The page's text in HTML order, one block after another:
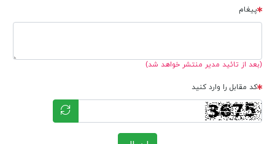
پیغام
(بعد از تائید مدیر منتشر خواهد شد)
کد مقابل را وارد کنید